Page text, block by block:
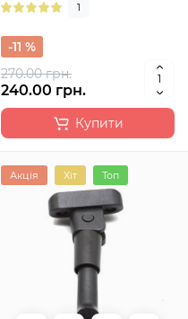
1
270.00 грн.
-11 %
240.00 грн.
Купити
Акція Хіт Топ